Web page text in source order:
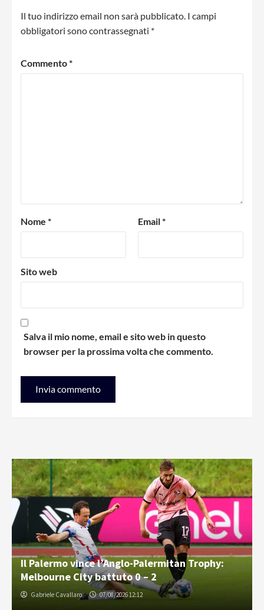
Il tuo indirizzo email non sarà pubblicato. I campi
obbligatori sono contrassegnati *
Commento*
Nome * Email*
Sito web
Salva il mio nome, email e sito web in questo
browser per la prossima volta che commento.
Il Palermo vince l’Anglo-Palermitan Trophy:
Melbourne City battuto 0 – 2
Gabriele Cavallaro 07/08/2026 12:12